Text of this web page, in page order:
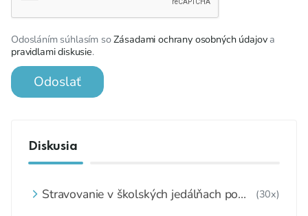
Odosláním súhlasím soZásadami ochrany osobných údajova
pravidlami diskusie.
Odoslať
Diskusia
Stravovanie v školských jedálňach po
(30x)